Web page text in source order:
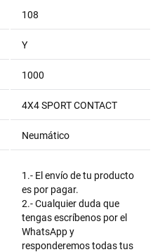
108
Y
1000
4X4 SPORT CONTACT
Neumático
1.- El envío de tu producto
es por pagar.
2.- Cualquier duda que
tengas escríbenos por el
WhatsApp y
responderemos todas tus